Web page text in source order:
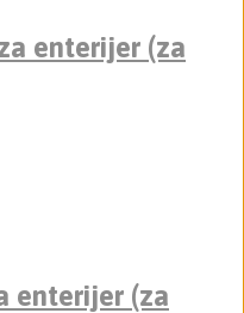
enterijer (za
enterijer (za